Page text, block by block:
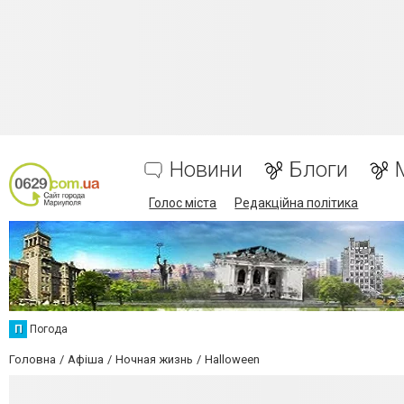
Новини Блоги
Голос міста Редакційна політика
П Погода
Головна Афіша Ночная жизнь Halloween